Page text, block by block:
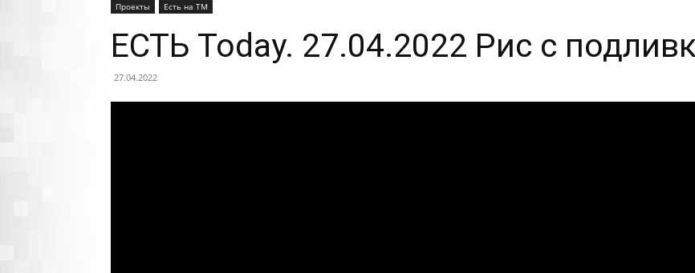
Проекты Есть на ТМ
ЕСТЬ Today. 27.04.2022 Рис с
27.04.2022